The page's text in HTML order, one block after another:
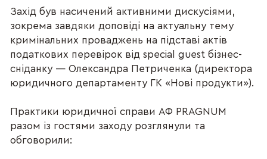
Захід був насичений активними дискусіями,
зокрема завдяки доповіді на актуальну тему
кримінальних проваджень на підставі актів
податкових перевірок від special guest бізнес-
сніданку — Олександра Петриченка (директора
юридичного департаменту ГК «Нові продукти»).
Практики юридичної справи АФ PRAGNUM
разом із гостями заходу розглянули та
обговорили: